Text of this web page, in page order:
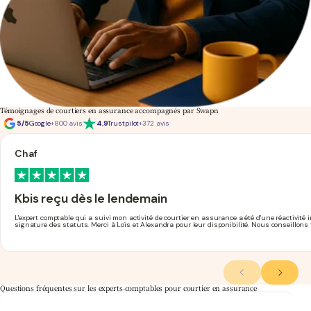
Témoignages de courtiers en assurance accompagnés par Swapn
5/5Google+800 avis 4,9Trustpilot+372 avis
Chaf
Kbis reçu dès le lendemain
L'expert comptable qui a suivi mon activité de courtier en assurance a été d'une réactivité
signature des statuts. Merci à Loïs et Alexandra pour leur disponibilité. Nous conseillons
Questions fréquentes sur les experts-comptables pour courtier en assurance